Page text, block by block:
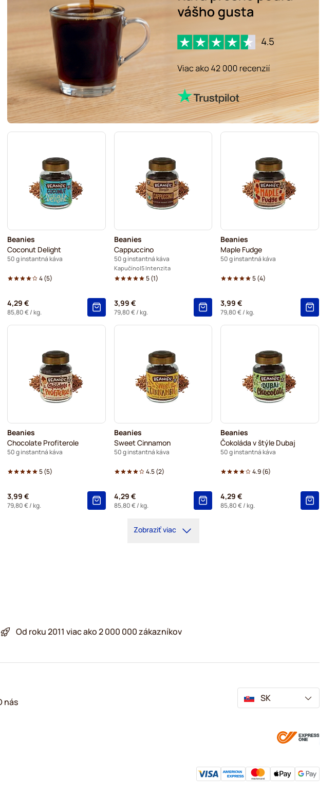
Beanies
Coconut Delight
50 g instantná káva
4(5)
4,29 €
85,80 €/ kg.
Beanies
Cappuccino
50 g instantná káva
Kapučíno 5 Intenzita
5(1)
3,99 €
79,80 €/ kg.
Beanies
Maple Fudge
50 g instantná káva
5(4)
3,99 €
79,80 €/ kg.
Beanies
Chocolate Profiterole
50 g instantná káva
5(5)
3,99 €
79,80 €/ kg.
Beanies
Sweet Cinnamon
50 g instantná káva
4.5(2)
4,29 €
85,80 €/ kg.
Beanies
Čokoláda v štýle Dubaj
50 g instantná káva
4.9(6)
4,29 €
85,80 €/ kg.
Zobraziť viac
Od roku 2011 viac ako 2 000 000 zákazníkov
nás SK